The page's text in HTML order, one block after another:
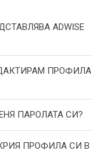
ADWISE
ПРОФИЛА
ПАРОЛАТА СИ?
ПРОФИЛА СИ В